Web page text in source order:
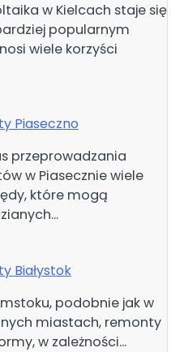
w Kielcach staje się
popularnym
wiele korzyści
Piaseczno
przeprowadzania
w Piasecznie wiele
które mogą
Białystok
podobnie jak w
miastach, remonty
w zależności…